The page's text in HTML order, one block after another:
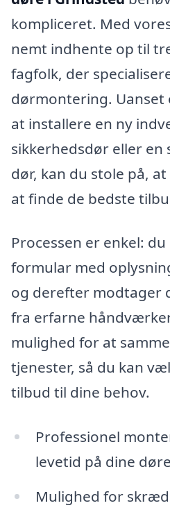
kompliceret. Med
nemt indhente op til
fagfolk, der
dørmontering.
at installere en ny
sikkerhedsdør eller en
dør, kan du stole på,
at finde de bedste
Processen er enkel:
formular med
og derefter modtager
fra erfarne
mulighed for at
tjenester, så du kan
tilbud til dine behov.
Professionel
levetid på dine døre
Mulighed for